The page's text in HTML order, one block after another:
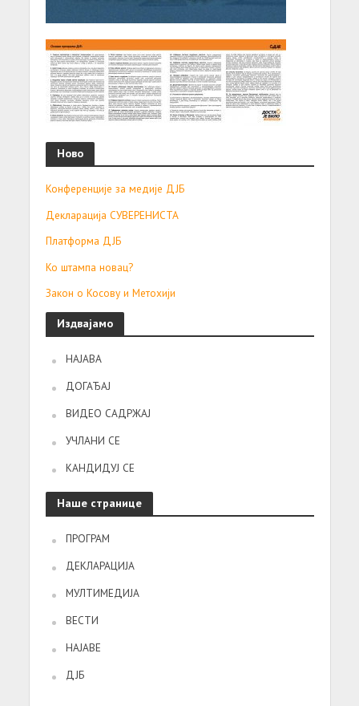
Ново
Конференције за медије ДЈБ
Декларација СУВЕРЕНИСТА
Платформа ДЈБ
Ко штампа новац?
Закон о Косову и Метохији
Издвајамо
НАЈАВА
ДОГАЂАЈ
ВИДЕО САДРЖАЈ
УЧЛАНИ СЕ
КАНДИДУЈ СЕ
Наше странице
ПРОГРАМ
ДЕКЛАРАЦИЈА
МУЛТИМЕДИЈА
ВЕСТИ
НАЈАВЕ
ДЈБ